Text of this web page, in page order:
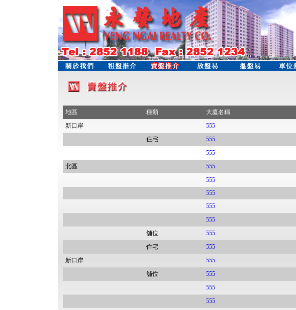
地區 種類 大廈名稱
新口岸
555
住宅
555
555
北區
555
555
555
555
555
舖位
555
住宅
555
新口岸
555
舖位
555
555
555